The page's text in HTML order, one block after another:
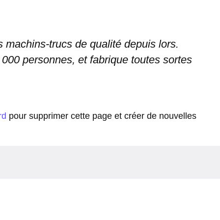
machins-trucs de qualité depuis lors.
personnes, et fabrique toutes sortes
pour supprimer cette page et créer de nouvelles